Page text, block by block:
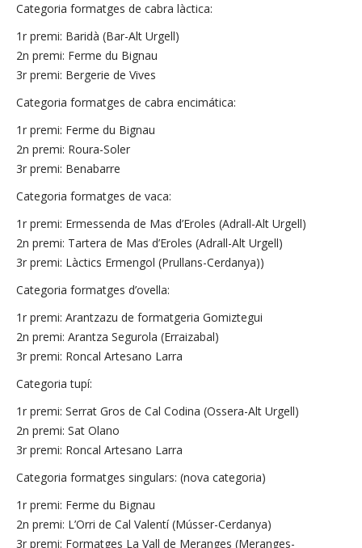
Categoria formatges de cabra làctica:
1r premi: Baridà (Bar-Alt Urgell)
2n premi: Ferme du Bignau
3r premi: Bergerie de Vives
Categoria formatges de cabra encimática:
1r premi: Ferme du Bignau
2n premi: Roura-Soler
3r premi: Benabarre
Categoria formatges de vaca:
1r premi: Ermessenda de Mas d’Eroles (Adrall-Alt Urgell)
2n premi: Tartera de Mas d’Eroles (Adrall-Alt Urgell)
3r premi: Làctics Ermengol (Prullans-Cerdanya))
Categoria formatges d’ovella:
1r premi: Arantzazu de formatgeria Gomiztegui
2n premi: Arantza Segurola (Erraizabal)
3r premi: Roncal Artesano Larra
Categoria tupí:
1r premi: Serrat Gros de Cal Codina (Ossera-Alt Urgell)
2n premi: Sat Olano
3r premi: Roncal Artesano Larra
Categoria formatges singulars: (nova categoria)
1r premi: Ferme du Bignau
2n premi: L’Orri de Cal Valentí (Músser-Cerdanya)
3r premi: Formatges La Vall de Meranges (Meranges-